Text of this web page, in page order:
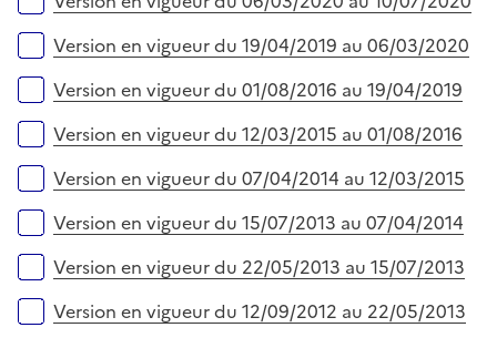
Version en vigueur du 19/04/2019 au 06/03/2020
Version en vigueur du 01/08/2016 au 19/04/2019
Version en vigueur du 12/03/2015 au 01/08/2016
Version en vigueur du 07/04/2014 au 12/03/2015
Version en vigueur du 15/07/2013 au 07/04/2014
Version en vigueur du 22/05/2013 au 15/07/2013
Version en vigueur du 12/09/2012 au 22/05/2013